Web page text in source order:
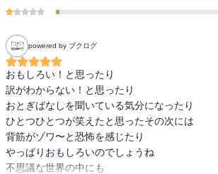
powered by ブクログ
おもしろい！と思ったり
訳がわからない！と思ったり
おとぎばなしを聞いている気分になったり
ひとつひとつが笑えたと思ったその次には
背筋がゾワ〜と恐怖を感じたり
やっぱりおもしろいのでしょうね
不思議な世界の中にも